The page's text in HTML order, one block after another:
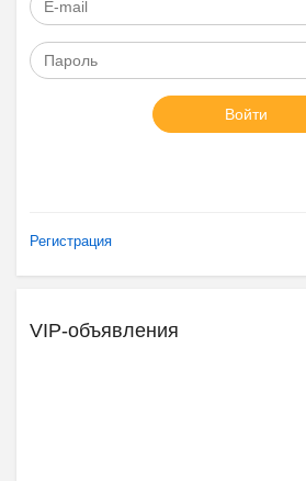
Войти
Регистрация
VIP-объявления